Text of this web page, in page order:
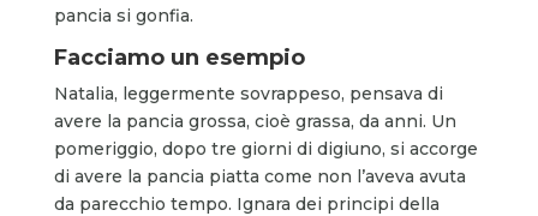
pancia si gonfia.
Facciamo un esempio
Natalia, leggermente sovrappeso, pensava di
avere la pancia grossa, cioè grassa, da anni. Un
pomeriggio, dopo tre giorni di digiuno, si accorge
di avere la pancia piatta come non l’aveva avuta
da parecchio tempo. Ignara dei principi della